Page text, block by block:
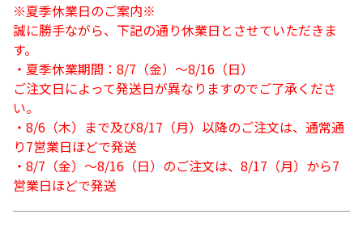
※夏季休業日のご案内※
誠に勝手ながら、下記の通り休業日とさせていただきま
す。
・夏季休業期間：8/7（金）～8/16（日）
ご注文日によって発送日が異なりますのでご了承くださ
い。
・8/6（木）まで及び8/17（月）以降のご注文は、通常通
り7営業日ほどで発送
・8/7（金）～8/16（日）のご注文は、8/17（月）から7
営業日ほどで発送